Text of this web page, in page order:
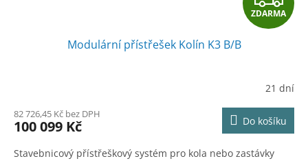
D
R
M
A
ZDARMA
Modulární přístřešek Kolín K3 B/B
21 dní
82 726,45 Kč bez DPH
100 099 Kč Do košíku
Stavebnicový přístřeškový systém pro kola nebo zastávky